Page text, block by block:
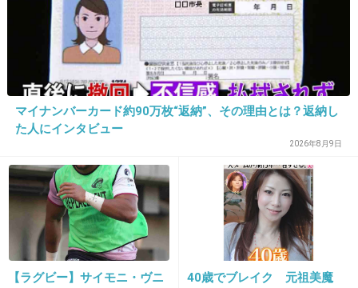
2026/07/08(水) 16:58:35
こっわ
+50 -1
東京の風俗店店員がリン◯◯人した事件の犯人
もこのおばさんにそっくりだったね。
+53
マイナンバーカード約90万枚“返納”、その理由とは？返納し
た人にインタビュー
2026年8月9日
【ラグビー】サイモニ・ヴニ
40歳でブレイク 元祖美魔